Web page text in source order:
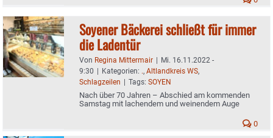
Soyener Bäckerei schließt für immer
die Ladentür
Von Regina Mittermair | Mi. 16.11.2022 -
9:30 | Kategorien: ., Altlandkreis WS,
Schlagzeilen | Tags: SOYEN
Nach über 70 Jahren – Abschied am kommenden
Samstag mit lachendem und weinendem Auge
0